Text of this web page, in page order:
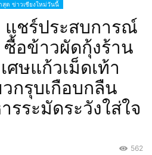
สุด ข่าวเชียงใหม่วันนี้
แชร์ประสบการณ์
อข้าวผัดกุ้งร้าน
ศษแก้วเม็ดเท้า
กรุบเกือบกลืน
รระมัดระวังใส่ใจ
562